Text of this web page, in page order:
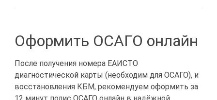
Оформить ОСАГО онлайн
После получения номера ЕАИСТО
диагностической карты (необходим для ОСАГО), и
восстановления КБМ, рекомендуем оформить за